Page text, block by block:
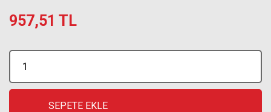
957,51 TL
SEPETE EKLE